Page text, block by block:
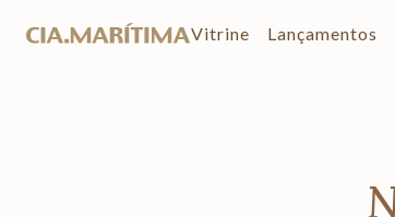
Vitrine Lançamentos